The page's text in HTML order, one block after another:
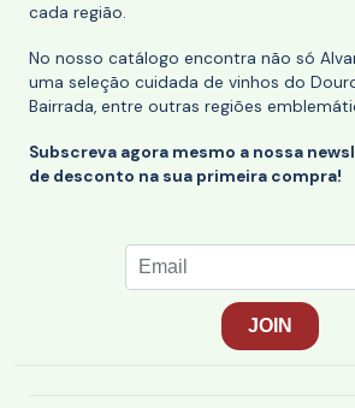
cada região.
No nosso catálogo encontra não só
uma seleção cuidada de vinhos do
Bairrada, entre outras regiões
Subscreva agora mesmo a nossa
de desconto na sua primeira compra!